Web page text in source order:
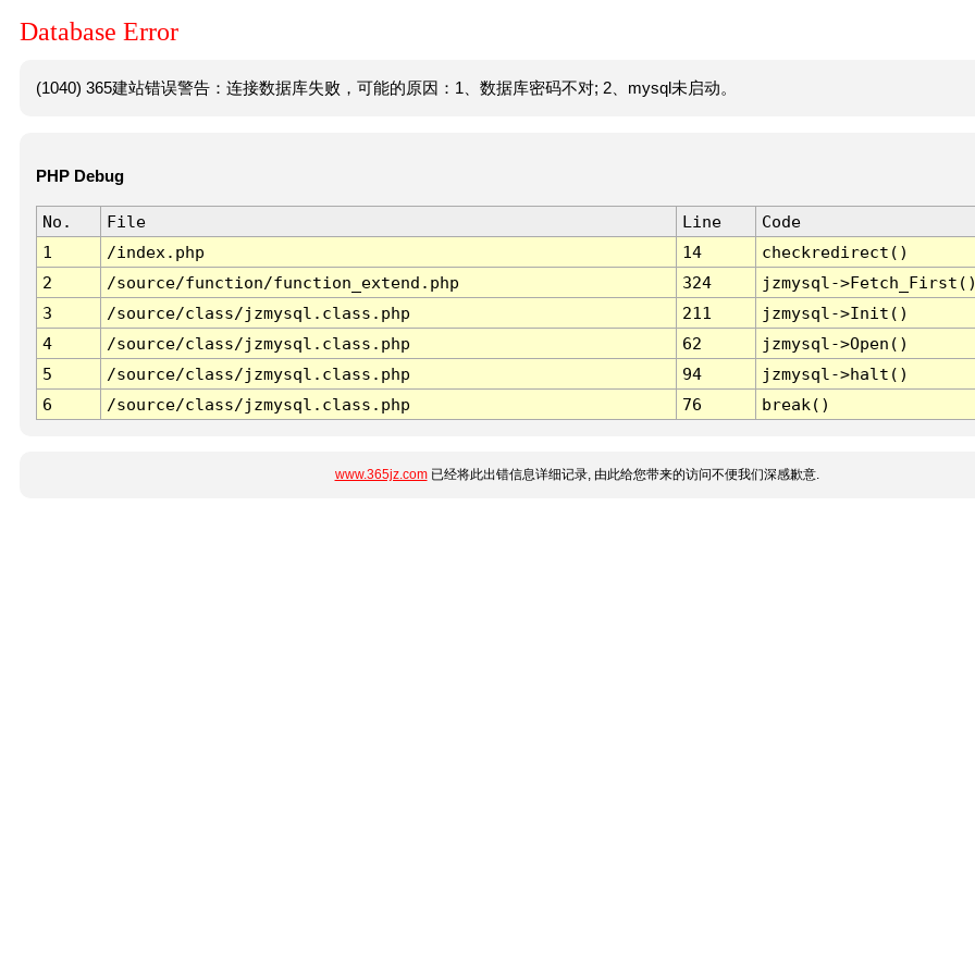
Database Error
(1040) 365建站错误警告：连接数据库失败，可能的原因：1、数据库密码不对; 2、mysql未启动。
PHP Debug
No. File Line
Code
1
/index.php 14
checkredirect()
2
/source/function/function_extend.php 324
jzmysql-
3
/source/class/jzmysql.class.php 211
jzmysql->Init()
4
/source/class/jzmysql.class.php 62
jzmysql->Open()
5
/source/class/jzmysql.class.php 94
jzmysql->halt()
6
/source/class/jzmysql.class.php 76 break()
www.365jz.com已经将此出错信息详细记录, 由此给您带来的访问不便我们深感歉意.